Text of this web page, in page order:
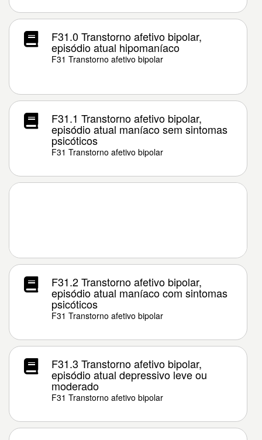
F31.0 Transtorno afetivo bipolar,
episódio atual hipomaníaco
F31 Transtorno afetivo bipolar
F31.1 Transtorno afetivo bipolar,
episódio atual maníaco sem sintomas
psicóticos
F31 Transtorno afetivo bipolar
F31.2 Transtorno afetivo bipolar,
episódio atual maníaco com sintomas
psicóticos
F31 Transtorno afetivo bipolar
F31.3 Transtorno afetivo bipolar,
episódio atual depressivo leve ou
moderado
F31 Transtorno afetivo bipolar